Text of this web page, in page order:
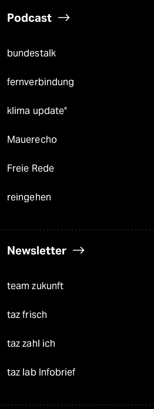
Podcast
bundestalk
fernverbindung
klima update°
Mauerecho
Freie Rede
reingehen
Newsletter
team zukunft
taz frisch
taz zahl ich
taz lab Infobrief